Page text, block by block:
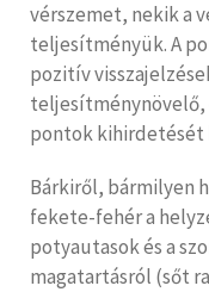
vérszemet, nekik a
teljesítményük. A
pozitív
teljesítménynövelő,
pontok kihirdetését
Bárkiről, bármilyen
fekete-fehér a
potyautasok és a
magatartásról (sőt